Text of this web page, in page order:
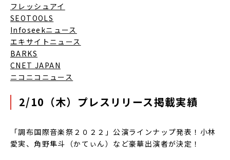
フレッシュアイ
SEOTOOLS
Infoseekニュース
エキサイトニュース
BARKS
CNET JAPAN
ニコニコニュース
2/10（木）プレスリリース掲載実績
「調布国際音楽祭２０２２」公演ラインナップ発表！小林
愛実、角野隼斗（かてぃん）など豪華出演者が決定！